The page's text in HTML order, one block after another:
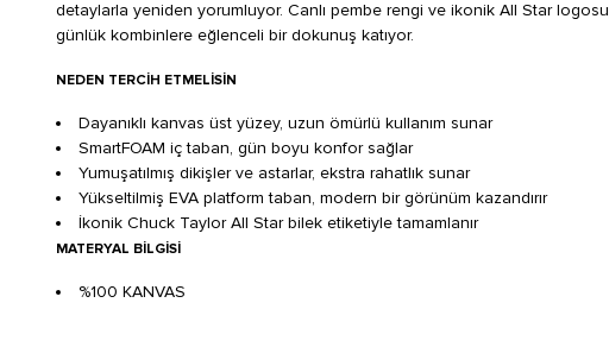
detaylarla yeniden yorumluyor. Canlı pembe rengi ve ikonik All Star
günlük kombinlere eğlenceli bir dokunuş katıyor.
NEDEN TERCIH ETMELISIN
Dayanıklı kanvas üst yüzey, uzun ömürlü kullanım sunar
SmartFOAM iç taban, gün boyu konfor sağlar
Yumuşatılmış dikişler ve astarlar, ekstra rahatlık sunar
Yükseltilmiş EVA platform taban, modern bir görünüm kazandırır
İkonik Chuck Taylor All Star bilek etiketiyle tamamlanır
MATERYAL BILGISI
%100 KANVAS